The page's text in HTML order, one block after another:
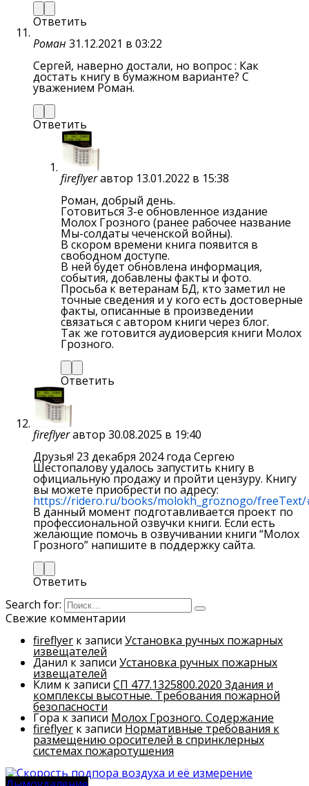
Ответить
Роман 31.12.2021 в 03:22
Сергей, наверно достали, но вопрос : Как
достать книгу в бумажном варианте? С
уважением Роман.
Ответить
fireflyerавтор 13.01.2022 в 15:38
Роман, добрый день.
Готовиться 3-е обновленное издание
Молох Грозного (ранее рабочее название
Мы-солдаты чеченской войны).
В скором времени книга появится в
свободном доступе.
В ней будет обновлена информация,
события, добавлены факты и фото.
Просьба к ветеранам БД, кто заметил не
точные сведения и у кого есть достоверные
факты, описанные в произведении
связаться с автором книги через блог.
Так же готовится аудиоверсия книги Молох
Грозного.
Ответить
fireflyerавтор 30.08.2025 в 19:40
Друзья! 23 декабря 2024 года Сергею
Шестопалову удалось запустить книгу в
официальную продажу и пройти цензуру. Книгу
вы можете приобрести по адресу:
https://ridero.ru/books/molokh_groznogo/
В данный момент подготавливается проект по
профессиональной озвучки книги. Если есть
желающие помочь в озвучивании книги “Молох
Грозного” напишите в поддержку сайта.
Ответить
Search for:
Свежие комментарии
fireflyer к записи Установка ручных пожарных
извещателей
Данилк записи Установка ручных пожарных
извещателей
Климк записи СП 477.1325800.2020 Здания и
комплексы высотные. Требования пожарной
безопасности
Горак записи Молох Грозного. Содержание
fireflyer к записиНормативные требования к
размещению оросителей в спринклерных
системах пожаротушения